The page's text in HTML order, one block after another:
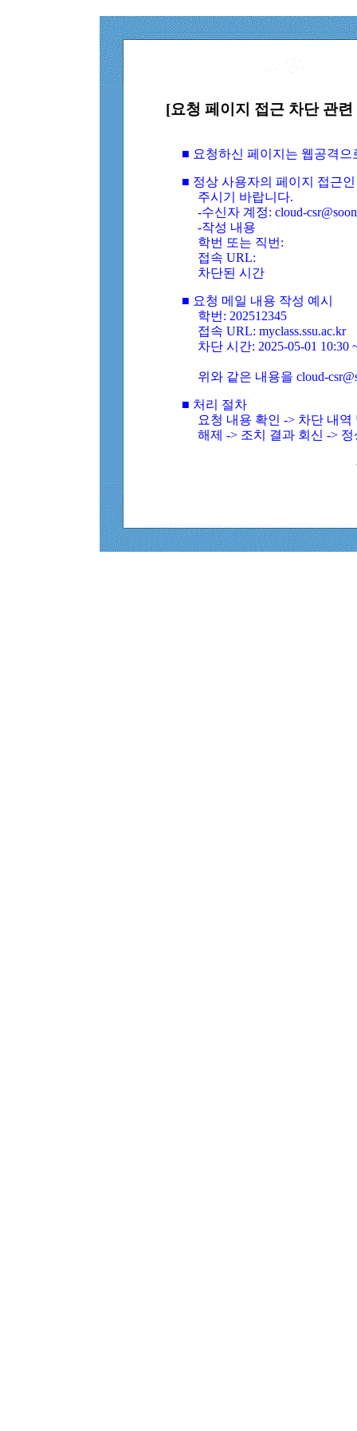
[요청 페이지 접근 차단 관
■ 요청하신 페이지는 웹공격
■ 정상 사용자의 페이지 접근
주시기 바랍니다.
-수신자 계정: cloud-
-작성 내용
학번 또는 직번:
접속 URL:
차단된 시간
■ 요청 메일 내용 작성 예시
학번: 202512345
접속 URL: myclass.ssu.ac.kr
차단 시간: 2025-05-01 10:30
위와 같은 내용을 cloud-
■ 처리 절차
요청 내용 확인 -> 차단 내
해제 -> 조치 결과 회신 ->